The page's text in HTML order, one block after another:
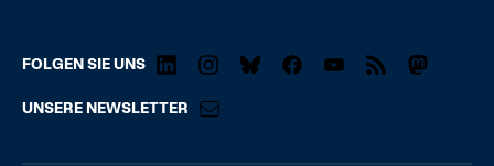
FOLGEN SIE UNS
UNSERE NEWSLETTER